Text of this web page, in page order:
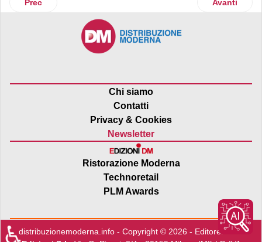
Prec Avanti
Chi siamo
Contatti
Privacy & Cookies
Newsletter
Ristorazione Moderna
Technoretail
PLM Awards
distribuzionemoderna.info - Copyright © 2026 - Editore:Edra